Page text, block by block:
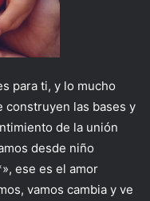
para ti, y lo mucho
construyen las bases y
de la unión
desde niño
ese es el amor
vamos cambia y ve